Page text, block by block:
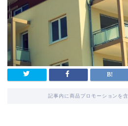
記事内に商品プロモーションを